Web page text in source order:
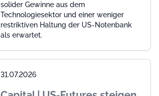
solider Gewinne aus dem
Technologiesektor und einer weniger
restriktiven Haltung der US-Notenbank
als erwartet.
31.07.2026